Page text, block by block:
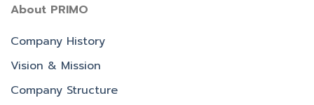
About PRIMO
Company History
Vision & Mission
Company Structure